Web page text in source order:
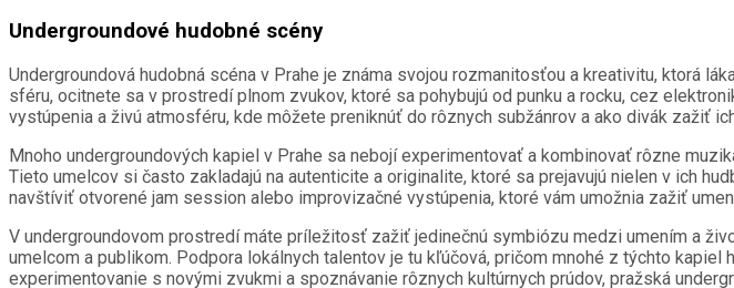
Undergroundové hudobné scény
Undergroundová hudobná scéna v Prahe je známa svojou rozmanitosťou a kreativitu, ktorá
sféru, ocitnete sa v prostredí plnom zvukov, ktoré sa pohybujú od punku a rocku, cez
vystúpenia a živú atmosféru, kde môžete preniknúť do rôznych subžánrov a ako divák zažiť
Mnoho undergroundových kapiel v Prahe sa nebojí experimentovať a kombinovať rôzne
Tieto umelcov si často zakladajú na autenticite a originalite, ktoré sa prejavujú nielen v ich
navštíviť otvorené jam session alebo improvizačné vystúpenia, ktoré vám umožnia zažiť
V undergroundovom prostredí máte príležitosť zažiť jedinečnú symbiózu medzi umením a
umelcom a publikom. Podpora lokálnych talentov je tu kľúčová, pričom mnohé z týchto
experimentovanie s novými zvukmi a spoznávanie rôznych kultúrnych prúdov, pražská